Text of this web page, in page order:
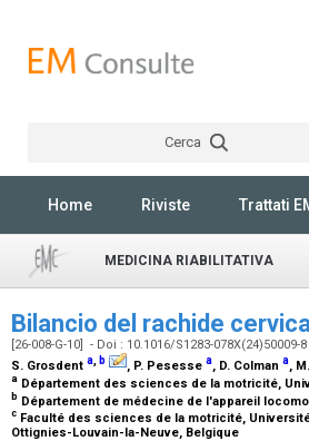
Cerca
Home Riviste Trattati
MEDICINA RIABILITATIVA
Bilancio del rachide
[26-008-G-10] - Doi : 10.1016/S1283-078X(24)50009-8
S. Grosdent a, b , P. Pesesse a, D. Colman a,
a Département des sciences de la motricité,
b Département de médecine de l'appareil
c Faculté des sciences de la motricité,
Ottignies-Louvain-la-Neuve, Belgique